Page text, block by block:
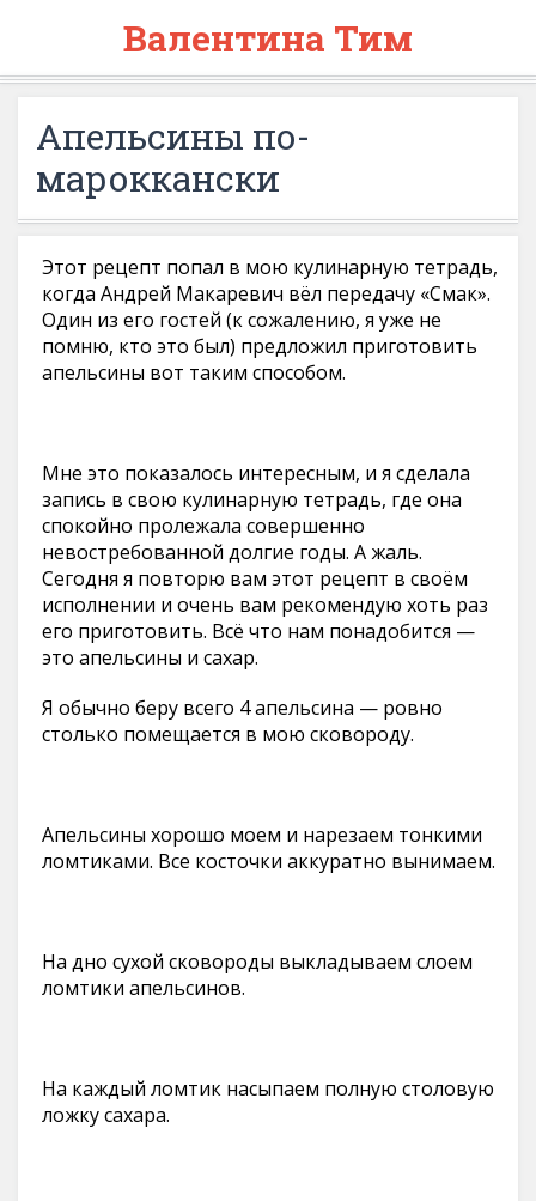
Валентина Тим
Апельсины по-
мароккански
Этот рецепт попал в мою кулинарную тетрадь,
когда Андрей Макаревич вёл передачу «Смак».
Один из его гостей (к сожалению, я уже не
помню, кто это был) предложил приготовить
апельсины вот таким способом.
Мне это показалось интересным, и я сделала
запись в свою кулинарную тетрадь, где она
спокойно пролежала совершенно
невостребованной долгие годы. А жаль.
Сегодня я повторю вам этот рецепт в своём
исполнении и очень вам рекомендую хоть раз
его приготовить. Всё что нам понадобится —
это апельсины и сахар.
Я обычно беру всего 4 апельсина — ровно
столько помещается в мою сковороду.
Апельсины хорошо моем и нарезаем тонкими
ломтиками. Все косточки аккуратно вынимаем.
На дно сухой сковороды выкладываем слоем
ломтики апельсинов.
На каждый ломтик насыпаем полную столовую
ложку сахара.